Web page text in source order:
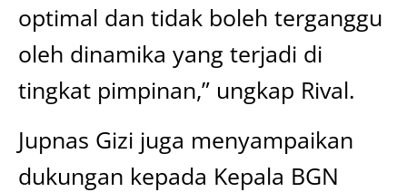
optimal dan tidak boleh terganggu
oleh dinamika yang terjadi di
tingkat pimpinan,” ungkap Rival.
Jupnas Gizi juga menyampaikan
dukungan kepada Kepala BGN